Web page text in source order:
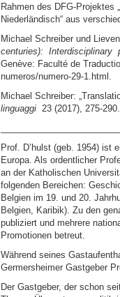
Rahmen des DFG-Projektes
Niederländisch“ aus
Michael Schreiber und
centuries): Interdisciplinary
Genève: Faculté de
numeros/numero-29-1.html.
Michael Schreiber:
linguaggi 23 (2017), 275-
Prof. D’hulst (geb. 1954) ist
Europa. Als ordentlicher
an der Katholischen
folgenden Bereichen:
Belgien im 19. und 20.
Belgien, Karibik). Zu den
publiziert und mehrere
Promotionen betreut.
Während seines
Germersheimer Gastgeber
Der Gastgeber, der schon